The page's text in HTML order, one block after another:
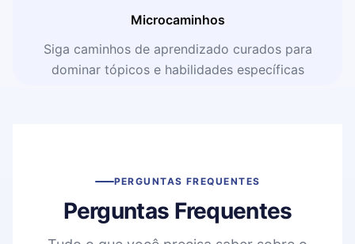
Microcaminhos
Siga caminhos de aprendizado curados para
dominar tópicos e habilidades específicas
PERGUNTAS FREQUENTES
Perguntas Frequentes